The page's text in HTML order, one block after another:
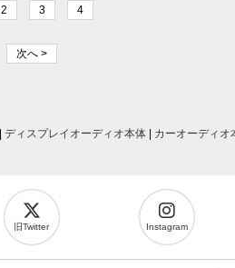
2 3 4
次へ >
ディスプレイオーディオ本体 カーオーディオ
旧Twitter Instagram